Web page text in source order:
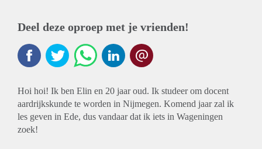
Deel deze oproep met je vrienden!
Hoi hoi! Ik ben Elin en 20 jaar oud. Ik studeer om docent
aardrijkskunde te worden in Nijmegen. Komend jaar zal ik
les geven in Ede, dus vandaar dat ik iets in Wageningen
zoek!